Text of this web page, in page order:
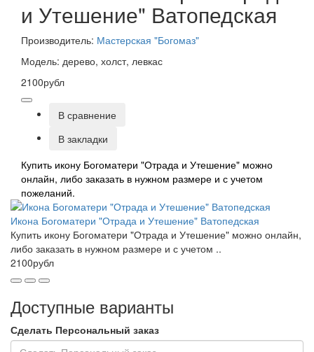
и Утешение" Ватопедская
Производитель: Мастерская "Богомаз"
Модель: дерево, холст, левкас
2100рубл
В сравнение
В закладки
Купить икону Богоматери "Отрада и Утешение" можно
онлайн, либо заказать в нужном размере и с учетом
пожеланий.
Икона Богоматери "Отрада и Утешение" Ватопедская
Купить икону Богоматери "Отрада и Утешение" можно онлайн,
либо заказать в нужном размере и с учетом ..
2100рубл
Доступные варианты
Сделать Персональный заказ